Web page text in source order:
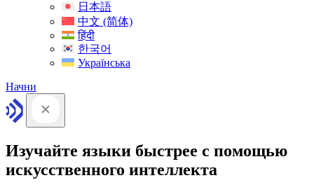
日本語
中文 (简体)
हिंदी
한국어
Українська
Начни
Изучайте языки быстрее с помощью
искусственного интеллекта